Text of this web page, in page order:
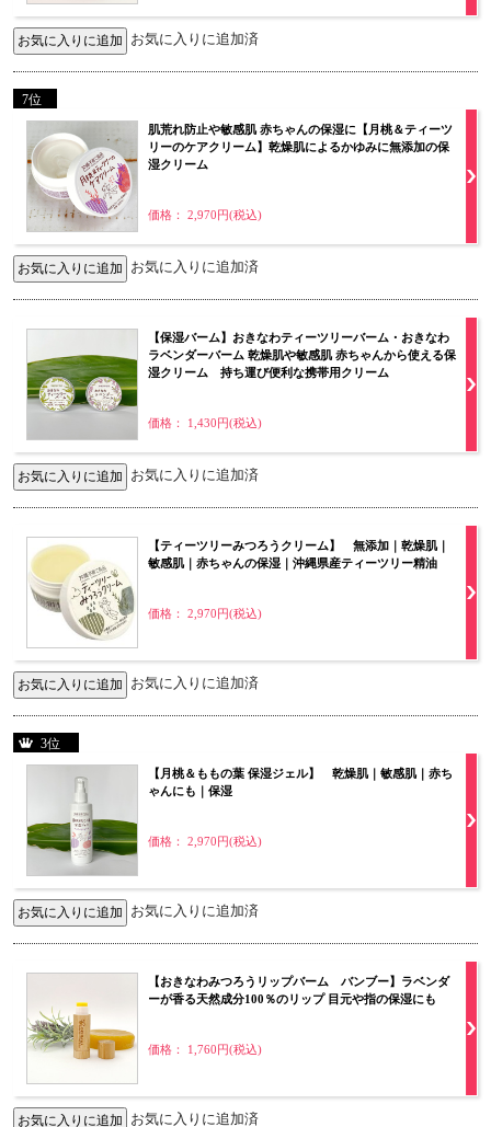
お気に入りに追加済
7位
肌荒れ防止や敏感肌 赤ちゃんの保湿に【月桃＆ティーツ
リーのケアクリーム】乾燥肌によるかゆみに無添加の保
湿クリーム
価格： 2,970円(税込)
お気に入りに追加済
【保湿バーム】おきなわティーツリーバーム・おきなわ
ラベンダーバーム 乾燥肌や敏感肌 赤ちゃんから使える保
湿クリーム 持ち運び便利な携帯用クリーム
価格： 1,430円(税込)
お気に入りに追加済
【ティーツリーみつろうクリーム】 無添加｜乾燥肌｜
敏感肌｜赤ちゃんの保湿｜沖縄県産ティーツリー精油
価格： 2,970円(税込)
お気に入りに追加済
3位
【月桃＆ももの葉 保湿ジェル】 乾燥肌｜敏感肌｜赤ち
ゃんにも｜保湿
価格： 2,970円(税込)
お気に入りに追加済
【おきなわみつろうリップバーム バンブー】ラベンダ
ーが香る天然成分100％のリップ 目元や指の保湿にも
価格： 1,760円(税込)
お気に入りに追加済